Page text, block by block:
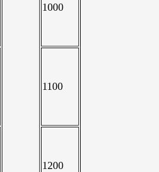
1000
1100
1200